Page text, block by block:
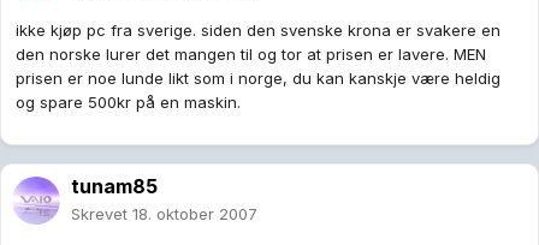
ikke kjøp pc fra sverige. siden den svenske krona er svakere en
den norske lurer det mangen til og tor at prisen er lavere. MEN
prisen er noe lunde likt som i norge, du kan kanskje være heldig
og spare 500kr på en maskin.
tunam85
Skrevet 18. oktober 2007